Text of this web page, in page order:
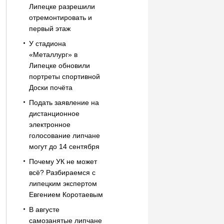
Липецке разрешили
отремонтировать и
первый этаж
У стадиона
«Металлург» в
Липецке обновили
портреты спортивной
Доски почёта
Подать заявление на
дистанционное
электронное
голосование липчане
могут до 14 сентября
Почему УК не может
всё? Разбираемся с
липецким экспертом
Евгением Коротаевым
В августе
самозанятые липчане